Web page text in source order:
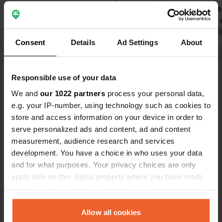
Consent Details Ad Settings About
Responsible use of your data
We and our 1022 partners process your personal data,
e.g. your IP-number, using technology such as cookies to
store and access information on your device in order to
serve personalized ads and content, ad and content
measurement, audience research and services
development. You have a choice in who uses your data
and for what purposes. Your privacy choices are only
applicable on this digital property where you have made
any time from the Cookie Declaration or by clicking on
the Privacy trigger icon.Allow all cookies
pour cuisiner. En résumé, un
formidable,
Traduit par
Es-tu déjà venu ici ?
Contact
Kieksintie 209